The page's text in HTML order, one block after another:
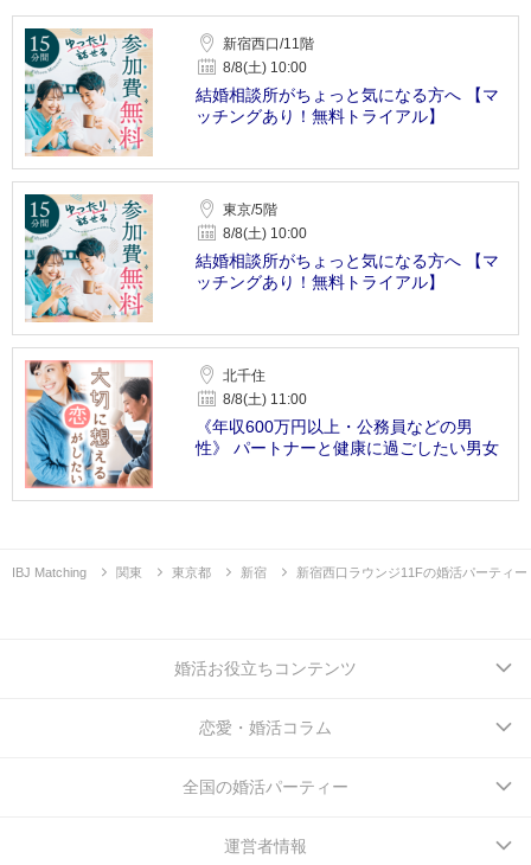
新宿西口/11階
8/8(土) 10:00
結婚相談所がちょっと気になる方へ 【マ
ッチングあり！無料トライアル】
東京/5階
8/8(土) 10:00
結婚相談所がちょっと気になる方へ 【マ
ッチングあり！無料トライアル】
北千住
8/8(土) 11:00
《年収600万円以上・公務員などの男
性》 パートナーと健康に過ごしたい男女
IBJ Matching 関東 東京都 新宿 新宿西口ラウンジ11Fの婚活パーティー
婚活お役立ちコンテンツ
恋愛・婚活コラム
全国の婚活パーティー
運営者情報